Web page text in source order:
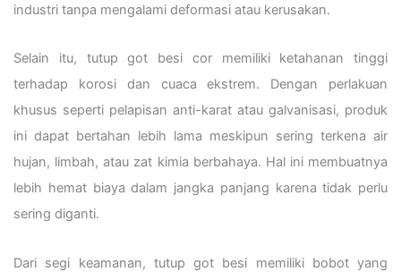
industri tanpa mengalami deformasi atau kerusakan.
Selain itu, tutup got besi cor memiliki ketahanan tinggi
terhadap korosi dan cuaca ekstrem. Dengan perlakuan
khusus seperti pelapisan anti-karat atau galvanisasi, produk
ini dapat bertahan lebih lama meskipun sering terkena air
hujan, limbah, atau zat kimia berbahaya. Hal ini membuatnya
lebih hemat biaya dalam jangka panjang karena tidak perlu
sering diganti.
Dari segi keamanan, tutup got besi memiliki bobot yang